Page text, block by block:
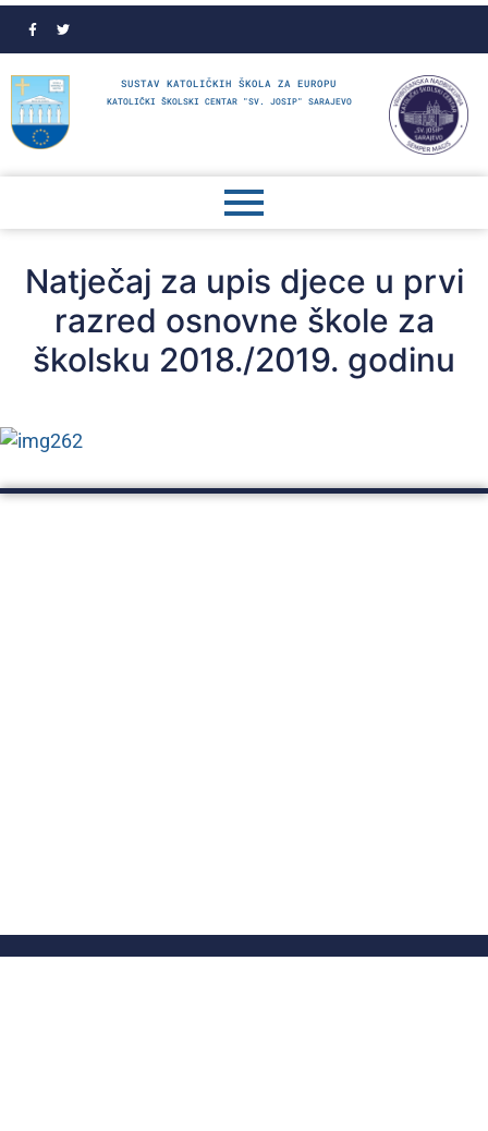
SUSTAV KATOLIČKIH ŠKOLA ZA EUROPU
KATOLIČKI ŠKOLSKI CENTAR "SV. JOSIP" SARAJEVO
Natječaj za upis djece u prvi
razred osnovne škole za
školsku 2018./2019. godinu